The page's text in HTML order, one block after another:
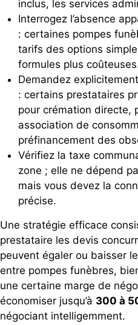
inclus, les services
Interrogez l’absence
: certaines pompes
tarifs des options
formules plus
Demandez
: certains prestataires
pour crémation directe,
association de
préfinancement des
Vérifiez la taxe
zone ; elle ne dépend
mais vous devez la
précise.
Une stratégie efficace
prestataire les devis
peuvent égaler ou baisser
entre pompes funèbres,
une certaine marge de
économiser jusqu’à 300 à
négociant intelligemment.